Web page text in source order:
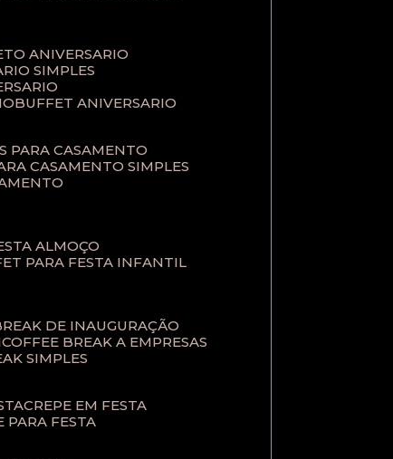
ANIVERSARIO
SIMPLES
BUFFET ANIVERSARIO
PARA CASAMENTO
CASAMENTO SIMPLES
ALMOÇO
PARA FESTA INFANTIL
DE INAUGURAÇÃO
COFFEE BREAK A EMPRESAS
SIMPLES
CREPE EM FESTA
PARA FESTA